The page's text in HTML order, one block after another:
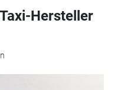
Hersteller